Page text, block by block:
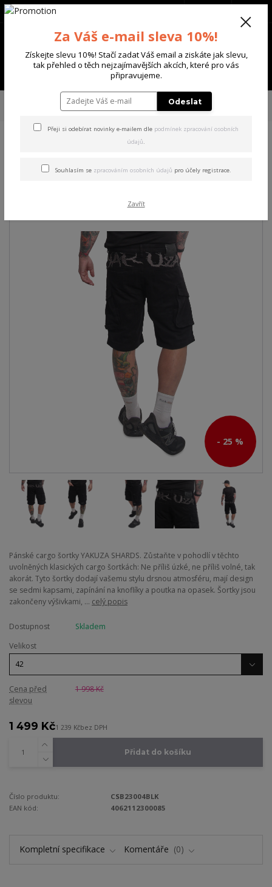
Menu
+420 702 136 620
ŠORTKY
Yakuza pánské cargo šortky Shards Cargo
Shards Cargo Shorts black
- 25 %
Pánské cargo šortky YAKUZA SHARDS. Zůstaňte v pohodlí v těchto
uvolněných klasických cargo šortkách: Ne příliš úzké, ne příliš volné, tak
akorát. Tyto šortky dodají vašemu stylu drsnou atmosféru, mají design
se sedmi kapsami, zapínání na knoflíky a poutka na opasek. Šortky jsou
zakončeny výšivkami, ... celý popis
Dostupnost
Skladem
Velikost
Cena před
slevou
1 998 Kč
1 499 Kč1 239 Kčbez DPH
Přidat do košíku
Číslo produktu:
CSB23004BLK
EAN kód:
4062112300085
Kompletní specifikace Komentáře 0
Za Váš e-mail sleva 10%!
Získejte slevu 10%! Stačí zadat Váš email a ziskáte jak slevu,
tak přehled o těch nejzajímavějších akcích, které pro vás
připravujeme.
Odeslat
Přeji si odebírat novinky e-mailem dle podmínek zpracování osobních
údajů.
Souhlasím se zpracováním osobních údajů pro účely registrace.
Zavřít